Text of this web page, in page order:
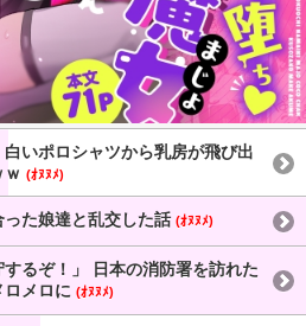
白いポロシャツから乳房が飛び出
(ｵﾇﾇﾒ)
た娘達と乱交した話 (ｵﾇﾇﾒ)
るぞ！」 日本の消防署を訪れた
メロに (ｵﾇﾇﾒ)